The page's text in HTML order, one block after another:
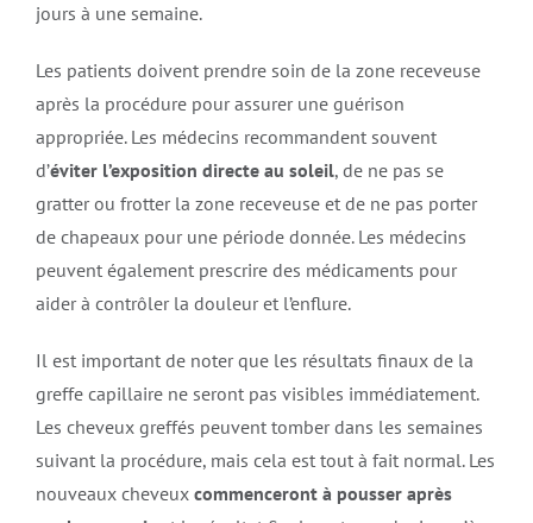
jours à une semaine.
Les patients doivent prendre soin de la zone receveuse
après la procédure pour assurer une guérison
appropriée. Les médecins recommandent souvent
d’éviter l’exposition directe au soleil, de ne pas se
gratter ou frotter la zone receveuse et de ne pas porter
de chapeaux pour une période donnée. Les médecins
peuvent également prescrire des médicaments pour
aider à contrôler la douleur et l’enflure.
Il est important de noter que les résultats finaux de la
greffe capillaire ne seront pas visibles immédiatement.
Les cheveux greffés peuvent tomber dans les semaines
suivant la procédure, mais cela est tout à fait normal. Les
nouveaux cheveux commenceront à pousser après